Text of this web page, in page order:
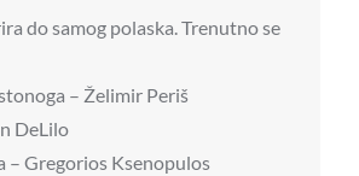
do samog polaska. Trenutno se
– Želimir Periš
DeLilo
– Gregorios Ksenopulos